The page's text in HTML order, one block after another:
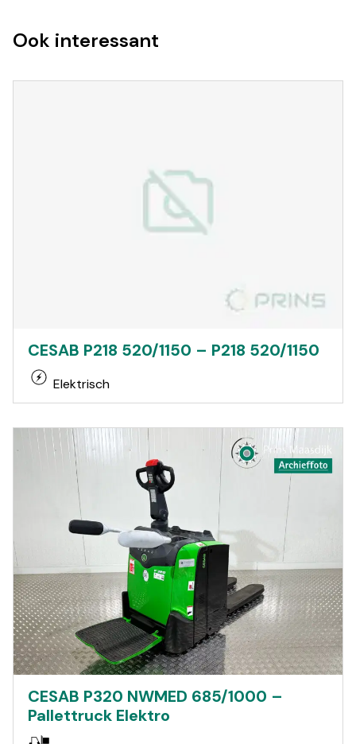
Ook interessant
CESAB P218 520/1150 – P218 520/1150
Elektrisch
CESAB P320 NWMED 685/1000 –
Pallettruck Elektro